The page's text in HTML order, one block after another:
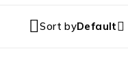
Sort byDefault